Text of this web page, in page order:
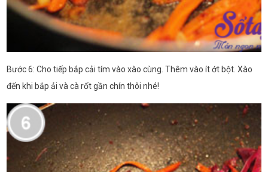
Bước 6: Cho tiếp bắp cải tím vào xào cùng. Thêm vào ít ớt bột. Xào
đến khi bắp ải và cà rốt gần chín thôi nhé!